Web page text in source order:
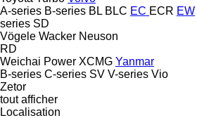
A-series B-series BL BLC EC ECR EW
series SD
Vögele Wacker Neuson
RD
Weichai Power XCMG Yanmar
B-series C-series SV V-series Vio
Zetor
tout afficher
Localisation